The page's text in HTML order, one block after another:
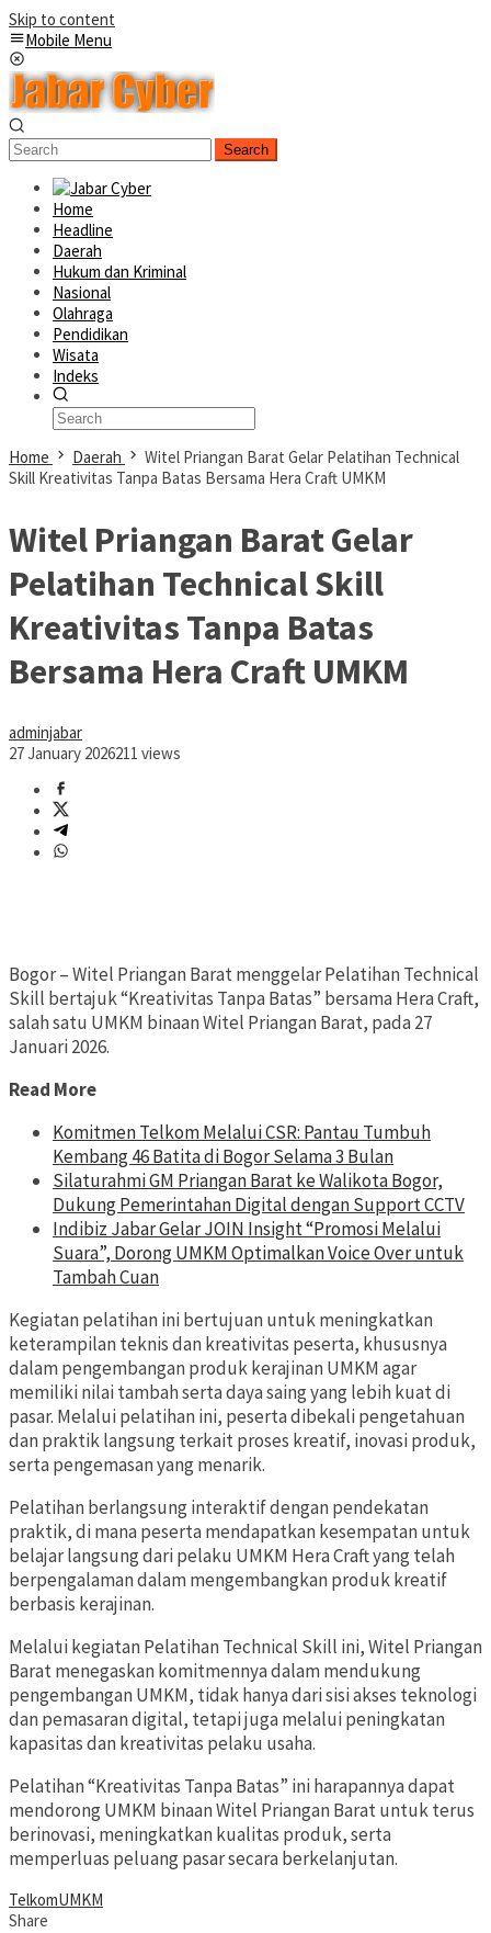
Skip to content
Mobile Menu
Search
Home
Headline
Daerah
Hukum dan Kriminal
Nasional
Olahraga
Pendidikan
Wisata
Indeks
Home Daerah
Witel Priangan Barat Gelar Pelatihan Technical
Skill Kreativitas Tanpa Batas Bersama Hera Craft UMKM
Witel Priangan Barat Gelar
Pelatihan Technical Skill
Kreativitas Tanpa Batas
Bersama Hera Craft UMKM
adminjabar
27 January 2026211 views
Bogor – Witel Priangan Barat menggelar Pelatihan Technical
Skill bertajuk “Kreativitas Tanpa Batas” bersama Hera Craft,
salah satu UMKM binaan Witel Priangan Barat, pada 27
Januari 2026.
Read More
Komitmen Telkom Melalui CSR: Pantau Tumbuh
Kembang 46 Batita di Bogor Selama 3 Bulan
Silaturahmi GM Priangan Barat ke Walikota Bogor,
Dukung Pemerintahan Digital dengan Support CCTV
Indibiz Jabar Gelar JOIN Insight “Promosi Melalui
Suara”, Dorong UMKM Optimalkan Voice Over untuk
Tambah Cuan
Kegiatan pelatihan ini bertujuan untuk meningkatkan
keterampilan teknis dan kreativitas peserta, khususnya
dalam pengembangan produk kerajinan UMKM agar
memiliki nilai tambah serta daya saing yang lebih kuat di
pasar. Melalui pelatihan ini, peserta dibekali pengetahuan
dan praktik langsung terkait proses kreatif, inovasi produk,
serta pengemasan yang menarik.
Pelatihan berlangsung interaktif dengan pendekatan
praktik, di mana peserta mendapatkan kesempatan untuk
belajar langsung dari pelaku UMKM Hera Craft yang telah
berpengalaman dalam mengembangkan produk kreatif
berbasis kerajinan.
Melalui kegiatan Pelatihan Technical Skill ini, Witel Priangan
Barat menegaskan komitmennya dalam mendukung
pengembangan UMKM, tidak hanya dari sisi akses teknologi
dan pemasaran digital, tetapi juga melalui peningkatan
kapasitas dan kreativitas pelaku usaha.
Pelatihan “Kreativitas Tanpa Batas” ini harapannya dapat
mendorong UMKM binaan Witel Priangan Barat untuk terus
berinovasi, meningkatkan kualitas produk, serta
memperluas peluang pasar secara berkelanjutan.
TelkomUMKM
Share